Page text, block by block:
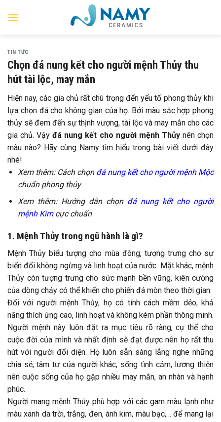
TIN TỨC
Chọn đá nung kết cho người mệnh Thủy thu
hút tài lộc, may mắn
Hiện nay, các gia chủ rất chú trọng đến yếu tố phong thủy khi
lựa chọn đá cho không gian của họ. Bởi màu sắc hợp phong
thủy sẽ đem đến sự thịnh vượng, tài lộc và may mắn cho các
gia chủ. Vậyđá nung kết cho người mệnh Thủynên chọn
màu nào? Hãy cùng Namy tìm hiểu trong bài viết dưới đây
nhé!
Xem thêm: Cách chọn đá nung kết cho người mệnh Mộc
chuẩn phong thủy
Xem thêm: Hướng dẫn chọn đá nung kết cho người
mệnh Kimcực chuẩn
1. Mệnh Thủy trong ngũ hành là gì?
Mệnh Thủy biểu tượng cho mùa đông, tượng trưng cho sự
biến đổi không ngừng và linh hoạt của nước. Mặt khác, mệnh
Thủy còn tượng trưng cho sức mạnh bền vững, kiên cường
của dòng chảy có thể khiến cho phiến đá mòn theo thời gian.
Đối với người mệnh Thủy, họ có tính cách mềm dẻo, khả
năng thích ứng cao, linh hoạt và không kém phần thông minh.
Người mệnh này luôn đặt ra mục tiêu rõ ràng, cụ thể cho
cuộc đời của mình và nhất định sẽ đạt được nên họ rất thu
hút với người đối diện. Họ luôn sẵn sàng lắng nghe những
chia sẻ, tâm tư của người khác, sống tình cảm, lương thiện
nên cuộc sống của họ gặp nhiều may mắn, an nhàn và hạnh
phúc.
Người mang mệnh Thủy phù hợp với các gam màu lạnh như
màu xanh da trời, trắng, đen, ánh kim, màu bạc,… để mang lại